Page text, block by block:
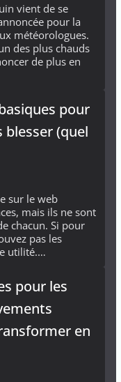
vient de se
pour la
météorologues.
des plus chauds
de plus en
pour
(quel
sur le web
mais ils ne sont
chacun. Si pour
pas les
utilité.…
pour les
en